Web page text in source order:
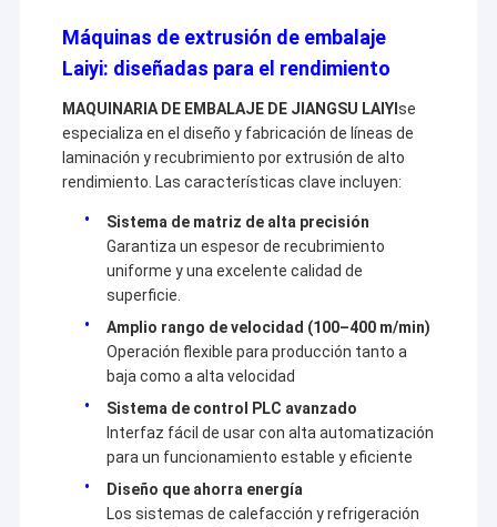
máquina de recubrimiento de papel
El doble echó a un lado máquina que laminaba
Piezas de la máquina de la laminación
Máquinas de extrusión de embalaje
Laiyi: diseñadas para el rendimiento
MAQUINARIA DE EMBALAJE DE JIANGSU LAIYI se
especializa en el diseño y fabricación de líneas de
laminación y recubrimiento por extrusión de alto
rendimiento. Las características clave incluyen:
Sistema de matriz de alta precisión
Garantiza un espesor de recubrimiento
uniforme y una excelente calidad de
superficie.
Amplio rango de velocidad (100–400 m/min)
Operación flexible para producción tanto a
baja como a alta velocidad
Sistema de control PLC avanzado
Interfaz fácil de usar con alta automatización
para un funcionamiento estable y eficiente
Diseño que ahorra energía
Los sistemas de calefacción y refrigeración
laminación por extrusión, junto con más socios,
crearemos un futuro mejor a través de soluciones más
inteligentes, más eficientes y más confiables.